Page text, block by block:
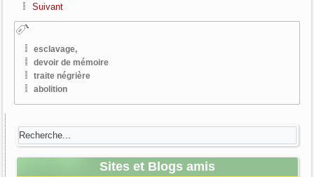
Suivant
esclavage,
devoir de mémoire
traite négrière
abolition
Sites et Blogs amis